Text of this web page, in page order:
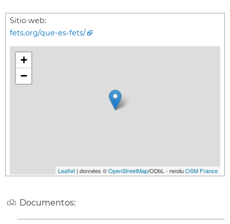
Sitio web:
fets.org/que-es-fets/
+
−
Leaflet | données ©OpenStreetMap/ODbL - renduOSM France
Documentos: